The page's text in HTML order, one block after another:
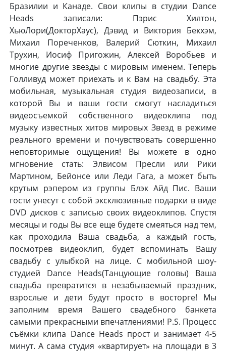
Бразилии и Канаде. Свои клипы в студии Dance
Heads записали: Пэрис Хилтон,
ХьюЛори(ДокторХаус), Дэвид и Виктория Бекхэм,
Михаил Пореченков, Валерий Сюткин, Михаил
Трухин, Иосиф Пригожин, Алексей Воробьев и
многие другие звезды с мировым именем. Теперь
Голливуд может приехать и к Вам на свадьбу. Эта
мобильная, музыкальная студия видеозаписи, в
которой Вы и ваши гости смогут насладиться
видеосъемкой собственного видеоклипа под
музыку известных хитов мировых Звезд в режиме
реального времени и почувствовать совершенно
неповторимые ощущения! Вы можете в одно
мгновение стать: Элвисом Пресли или Рики
Мартином, Бейонсе или Леди Гага, а может быть
крутым рэпером из группы Блэк Айд Пис. Ваши
гости унесут с собой эксклюзивные подарки в виде
DVD дисков с записью своих видеоклипов. Спустя
месяцы и годы Вы все еще будете смеяться над тем,
как проходила Ваша свадьба, а каждый гость,
посмотрев видеоклип, будет вспоминать Вашу
свадьбу с улыбкой на лице. С мобильной шоу-
студией Dance Heads(Танцующие головы) Ваша
свадьба превратится в незабываемый праздник,
взрослые и дети будут просто в восторге! Мы
заполним время Вашего свадебного банкета
самыми прекрасными впечатлениями! P.S. Процесс
съёмки клипа Dance Heads прост и занимает 4-5
минут. А сама студия «квартирует» на площади в 3